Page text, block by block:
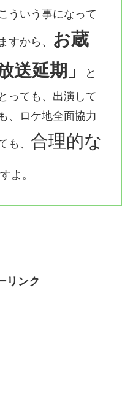
ういう事になって
すから、
お蔵
送延期」
と
っても、出演して
、ロケ地全面協力
も、 合理的な
よ。
リンク